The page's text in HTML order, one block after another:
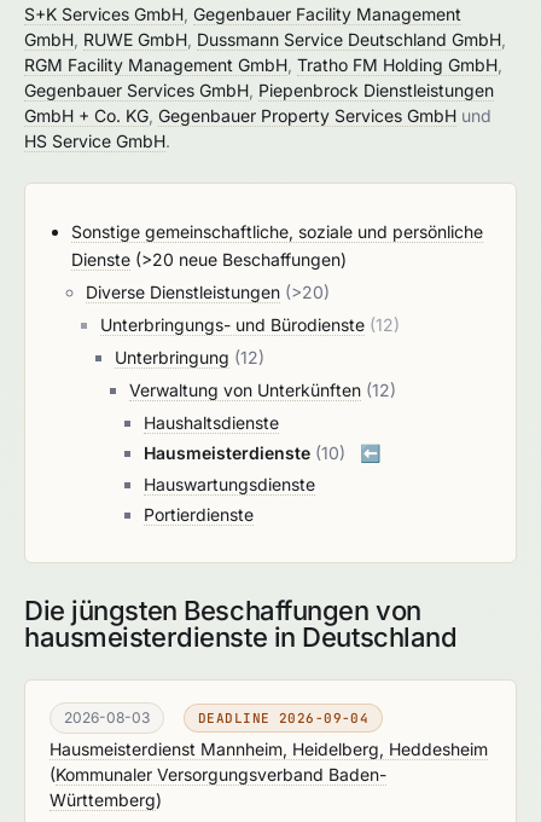
S+K Services GmbH Gegenbauer Facility Management
GmbH RUWE GmbH Dussmann Service Deutschland GmbH
RGM Facility Management GmbH Tratho FM Holding GmbH
Gegenbauer Services GmbH Piepenbrock Dienstleistungen
GmbH + Co. KG Gegenbauer Property Services GmbH und
HS Service GmbH.
Sonstige gemeinschaftliche, soziale und persönliche
Dienste (>20 neue Beschaffungen)
Diverse Dienstleistungen (>20)
Unterbringungs- und Bürodienste (12)
Unterbringung (12)
Verwaltung von Unterkünften (12)
Haushaltsdienste
Hausmeisterdienste (10) ⬅️
Hauswartungsdienste
Portierdienste
Die jüngsten Beschaffungen von
hausmeisterdienste in Deutschland
2026-08-03 DEADLINE 2026-09-04
Hausmeisterdienst Mannheim, Heidelberg, Heddesheim
(Kommunaler Versorgungsverband Baden-
Württemberg)